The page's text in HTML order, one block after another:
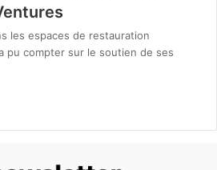
les espaces de restauration
pu compter sur le soutien de ses